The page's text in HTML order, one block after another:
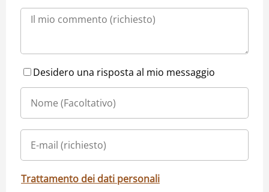
Desidero una risposta al mio messaggio
Trattamento dei dati personali